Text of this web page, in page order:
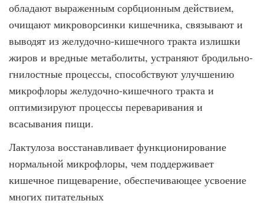
обладают выраженным сорбционным действием,
очищают микроворсинки кишечника, связывают и
выводят из желудочно-кишечного тракта излишки
жиров и вредные метаболиты, устраняют бродильно-
гнилостные процессы, способствуют улучшению
микрофлоры желудочно-кишечного тракта и
оптимизируют процессы переваривания и
всасывания пищи.
Лактулоза восстанавливает функционирование
нормальной микрофлоры, чем поддерживает
кишечное пищеварение, обеспечивающее усвоение
многих питательных